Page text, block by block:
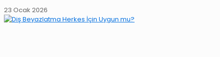
23 Ocak 2026